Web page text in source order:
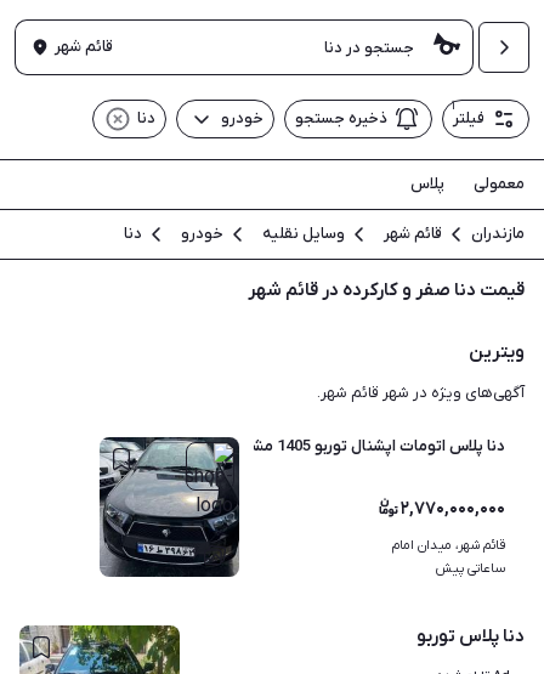
قائم شهر
۱
فیلتر ذخیره جستجو خودرو دنا
معمولی پلاس
مازندران قائم شهر وسایل نقلیه خودرو دنا
قیمت دنا صفر و کارکرده در قائم شهر
ویترین
آگهی‌های ویژه در شهر قائم شهر.
۶
دنا پلاس اتومات اپشنال توربو 1405 مشکی
۲,۷۷۰,۰۰۰,۰۰۰
قائم شهر، میدان امام
ساعاتی پیش
دنا پلاس توربو